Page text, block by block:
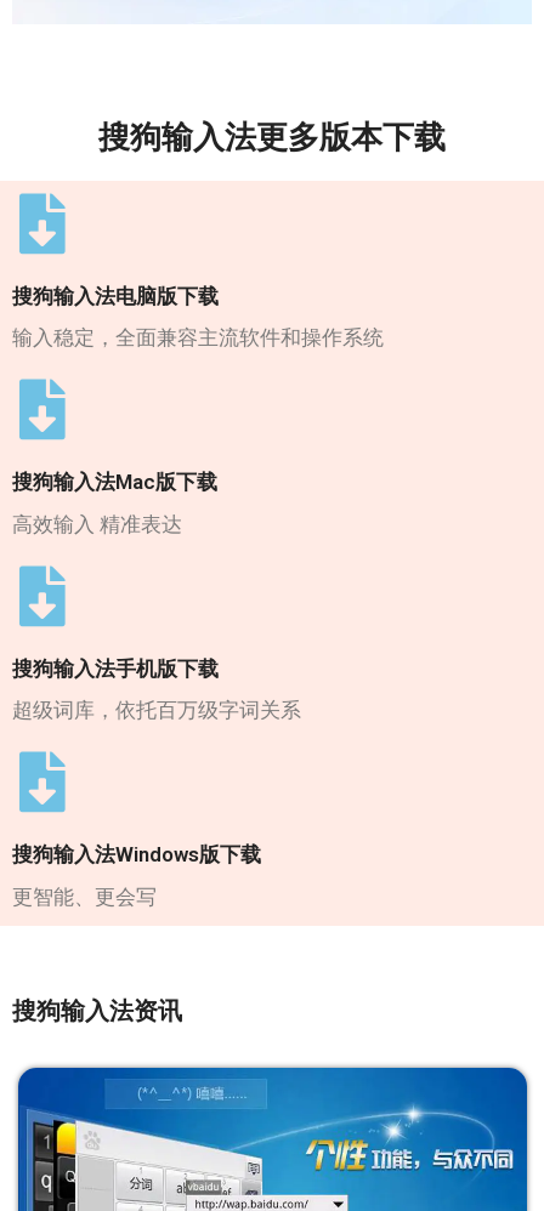
搜狗输入法更多版本下载
搜狗输入法电脑版下载
输入稳定，全面兼容主流软件和操作系统
搜狗输入法Mac版下载
高效输入 精准表达
搜狗输入法手机版下载
超级词库，依托百万级字词关系
搜狗输入法Windows版下载
更智能、更会写
搜狗输入法资讯